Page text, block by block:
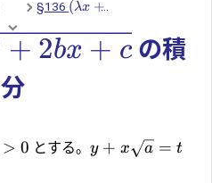
§136 (λx +
+ 2bx + c の積
分
> 0 とする。y + x a = t